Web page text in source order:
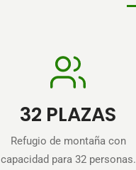
32 PLAZAS
Refugio de montaña con
capacidad para 32 personas.